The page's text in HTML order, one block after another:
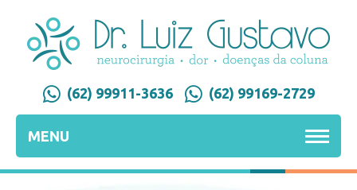
(62) 99911-3636 (62) 99169-2729
MENU